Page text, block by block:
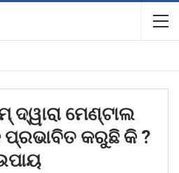
ଦ୍ୱାରା ମେଣ୍ଟାଲ
କରୁଛି କି ?